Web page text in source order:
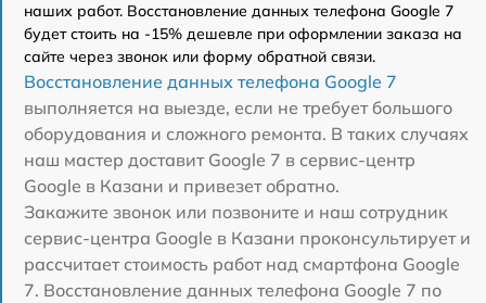
наших работ. Восстановление данных телефона Google 7
будет стоить на -15% дешевле при оформлении заказа на
сайте через звонок или форму обратной связи.
Восстановление данных телефона Google 7
выполняется на выезде, если не требует большого
оборудования и сложного ремонта. В таких случаях
наш мастер доставит Google 7 в сервис-центр
Google в Казани и привезет обратно.
Закажите звонок или позвоните и наш сотрудник
сервис-центра Google в Казани проконсультирует и
рассчитает стоимость работ над смартфона Google
7. Восстановление данных телефона Google 7 по